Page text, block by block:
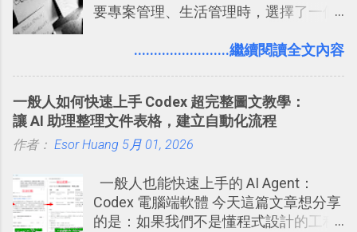
之前我在電腦玩物分享過：「 不需買印
方便教學 」。這篇文章則從印照片出
要專案管理、生活管理時，選擇了一個
一個什麼樣的管理工具，讓這麼多人都
念」的管理教學文章： 把 Evernote 當
作 Trello！ Kanbanote 筆記看板管理法
Google Drive 變身 Trello ！幫雲端硬碟
著 Trello ，卻還沒有在電腦玩物上寫過
一篇完整的介紹！雖然錯過了幾年前第
一時間推薦 Trello 的時機，但在這段時
........................繼續閱讀全文內容
一般人如何快速上手 Codex 超完整圖文教學：
讓 AI 助理整理文件表格，建立自動化流程
作者： Esor Huang 5月 01, 2026
一般人也能快速上手的 AI Agent：
Codex 電腦端軟體 今天這篇文章想分享
的是：如果我們不是懂程式設計的工程